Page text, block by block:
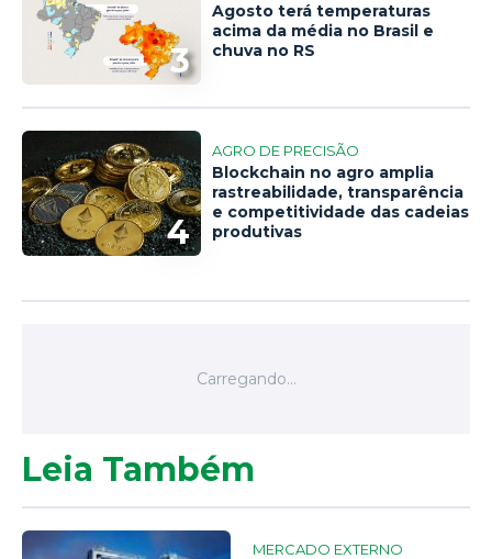
3
Agosto terá temperaturas
acima da média no Brasil e
chuva no RS
4
AGRO DE PRECISÃO
Blockchain no agro amplia
rastreabilidade, transparência
e competitividade das cadeias
produtivas
Leia Também
MERCADO EXTERNO